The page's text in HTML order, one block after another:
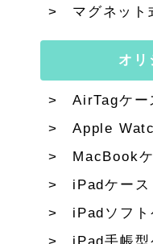
マグネット
オ
AirTagケー
Apple
MacBook
iPadケース
iPadソフト